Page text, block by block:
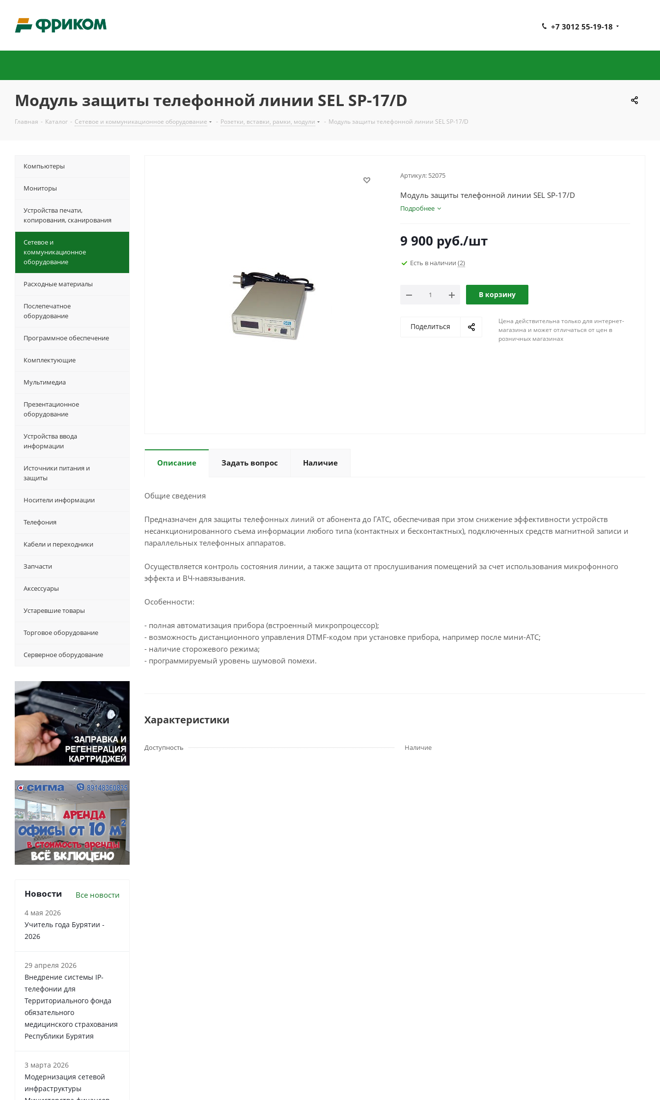
+7 3012 55-19-18
Модуль защиты телефонной линии SEL SP-17/D
Главная - Каталог - Сетевое и коммуникационное оборудование - Розетки, вставки, рамки, модули - Модуль защиты телефонной линии SEL SP-17/D
Артикул: 52075
Модуль защиты телефонной линии SEL SP-17/D
Подробнее
9 900 руб./шт
Есть в наличии (2)
В корзину
Поделиться
Цена действительна только для интернет-
магазина и может отличаться от цен в
розничных магазинах
Описание Задать вопрос Наличие
Общие сведения
Предназначен для защиты телефонных линий от абонента до ГАТС, обеспечивая при этом снижение эффективности устройств
несанкционированного съема информации любого типа (контактных и бесконтактных), подключенных средств магнитной записи и
параллельных телефонных аппаратов.
Осуществляется контроль состояния линии, а также защита от прослушивания помещений за счет использования микрофонного
эффекта и ВЧ-навязывания.
Особенности:
- полная автоматизация прибора (встроенный микропроцессор);
- возможность дистанционного управления DTMF-кодом при установке прибора, например после мини-АТС;
- наличие сторожевого режима;
- программируемый уровень шумовой помехи.
Характеристики
Доступность Наличие
Компьютеры
Мониторы
Устройства печати,
копирования, сканирования
Сетевое и
коммуникационное
оборудование
Расходные материалы
Послепечатное
оборудование
Программное обеспечение
Комплектующие
Мультимедиа
Презентационное
оборудование
Устройства ввода
информации
Источники питания и
защиты
Носители информации
Телефония
Кабели и переходники
Запчасти
Аксессуары
Устаревшие товары
Торговое оборудование
Серверное оборудование
Новости Все новости
4 мая 2026
Учитель года Бурятии -
2026
29 апреля 2026
Внедрение системы IP-
телефонии для
Территориального фонда
обязательного
медицинского страхования
Республики Бурятия
3 марта 2026
Модернизация сетевой
инфраструктуры